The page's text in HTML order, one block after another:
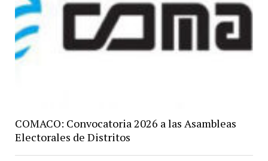
COMACO: Convocatoria 2026 a las Asambleas
Electorales de Distritos